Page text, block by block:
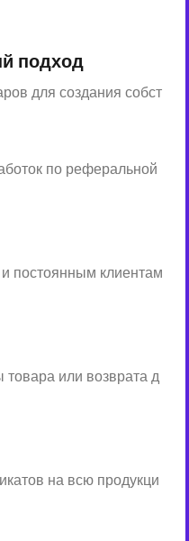
подход
для создания собст
по реферальной
постоянным клиентам
или возврата д
на всю продукци